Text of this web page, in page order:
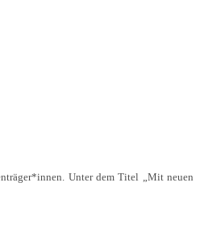
Unter dem Titel „Mit neuen